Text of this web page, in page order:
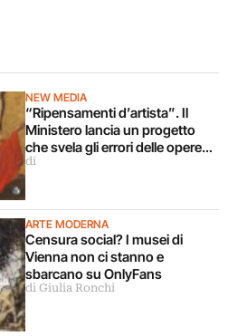
NEW MEDIA
“Ripensamenti d’artista”. Il
Ministero lancia un progetto
che svela gli errori delle opere
d’arte
di
ARTE MODERNA
Censura social? I musei di
Vienna non ci stanno e
sbarcano su OnlyFans
di Giulia Ronchi